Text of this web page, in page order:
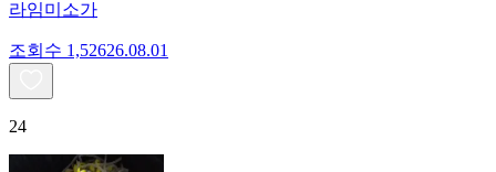
라임미소가
조회수 1,52626.08.01
24